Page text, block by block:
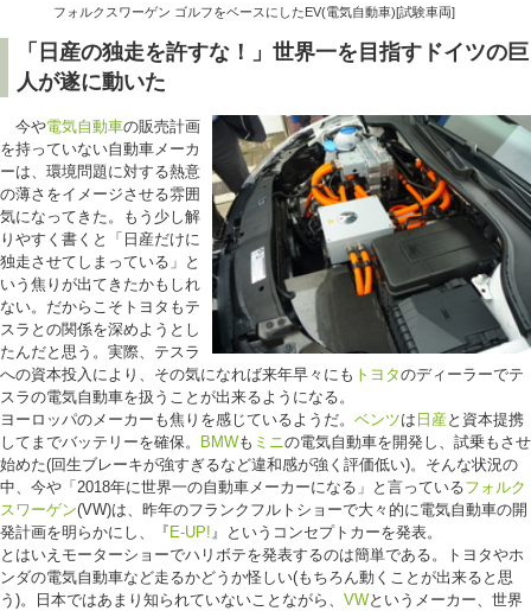
フォルクスワーゲン ゴルフをベースにしたEV(電気自動車)[試験車両]
「日産の独走を許すな！」世界一を目指すドイツの巨
人が遂に動いた
今や電気自動車の販売計画
を持っていない自動車メーカ
ーは、環境問題に対する熱意
の薄さをイメージさせる雰囲
気になってきた。もう少し解
りやすく書くと「日産だけに
独走させてしまっている」と
いう焦りが出てきたかもしれ
ない。だからこそトヨタもテ
スラとの関係を深めようとし
たんだと思う。実際、テスラ
への資本投入により、その気になれば来年早々にも トヨタのディーラーでテ
スラの電気自動車を扱うことが出来るようになる。
ヨーロッパのメーカーも焦りを感じているようだ。 ベンツは 日産と資本提携
してまでバッテリーを確保。 BMWも ミニ の電気自動車を開発し、試乗もさせ
始めた(回生ブレーキが強すぎるなど違和感が強く評価低い)。そんな状況の
中、今や「2018年に世界一の自動車メーカーになる」と言っているフォルク
スワーゲン(VW)は、昨年のフランクフルトショーで大々的に電気自動車の開
発計画を明らかにし、『E-UP! 』というコンセプトカーを発表。
とはいえモーターショーでハリボテを発表するのは簡単である。トヨタやホ
ンダの電気自動車など走るかどうか怪しい(もちろん動くことが出来ると思
う)。日本ではあまり知られていないことながら、 VWというメーカー、世界